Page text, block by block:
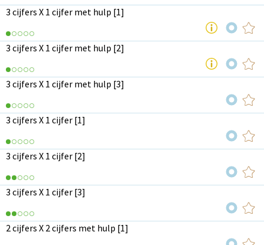
3 cijfers X 1 cijfer met hulp [1]
3 cijfers X 1 cijfer met hulp [2]
3 cijfers X 1 cijfer met hulp [3]
3 cijfers X 1 cijfer [1]
3 cijfers X 1 cijfer [2]
3 cijfers X 1 cijfer [3]
2 cijfers X 2 cijfers met hulp [1]